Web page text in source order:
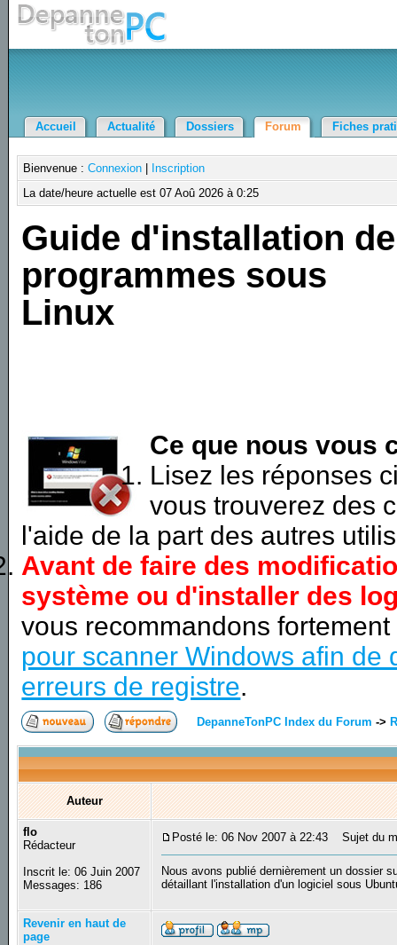
Accueil Actualité Dossiers Forum Fiches
Bienvenue :Connexion
Inscription
La date/heure actuelle est 07 Aoû 2026 à 0:25
Guide d'installation de
programmes sous
Linux
Ce que nous vous
Lisez les réponses
vous trouverez des
l'aide de la part des autres
Avant de faire des
système ou d'installer des
vous recommandons
pour scanner Windows afin de
erreurs de registre.
DepanneTonPC Index du Forum ->
Auteur
flo
Rédacteur
Inscrit le: 06 Juin 2007
Messages: 186
Posté le: 06 Nov 2007 à 22:43 Sujet du
Nous avons publié dernièrement un dossier
détaillant l'installation d'un logiciel sous
Revenir en haut de
page